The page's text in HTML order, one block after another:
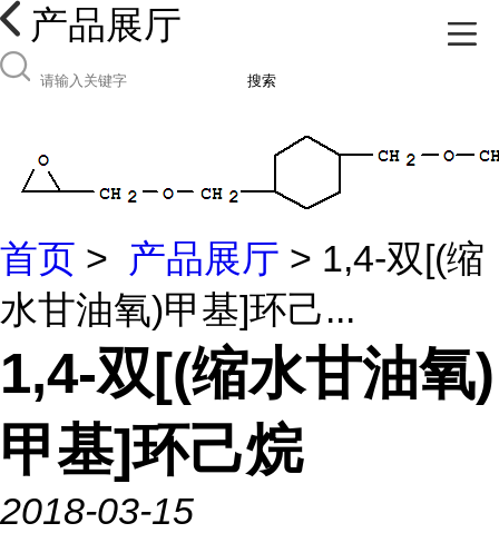
产品展厅
搜索
首页 > 产品展厅 > 1,4-双[(缩
水甘油氧)甲基]环己...
1,4-双[(缩水甘油氧)
甲基]环己烷
2018-03-15